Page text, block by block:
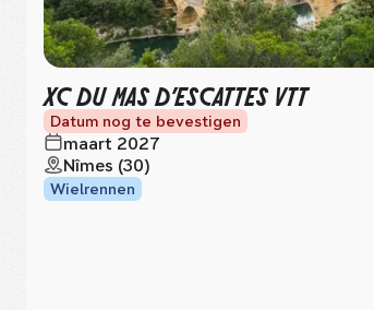
XC DU MAS D’ESCATTES VTT
Datum nog te bevestigen
maart 2027
Nîmes (30)
Wielrennen